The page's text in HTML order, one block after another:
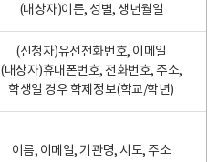
(대상자)이른, 성별, 생년월일
(신청자)유선전화번호, 이메일
(대상자)휴대폰번호, 전화번호, 주소,
학생일 경우 학제정보(학교/학년)
이름, 이메일, 기관명, 시도, 주소